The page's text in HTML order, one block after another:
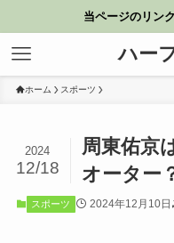
当ページのリン
ハー
ホーム スポーツ
周東佑京
オーター
2024
12/18
スポーツ 2024年12月10日